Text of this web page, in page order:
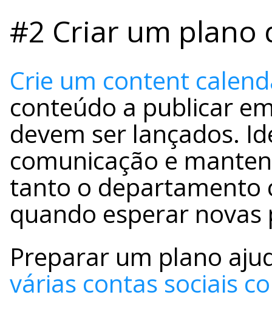
#2 Criar um plano
Crie um content
conteúdo a publicar
devem ser lançados.
comunicação e
tanto o departamento
quando esperar novas
Preparar um plano
várias contas sociais